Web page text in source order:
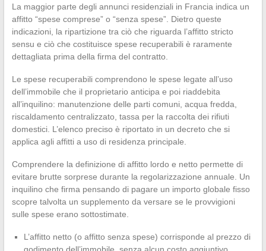
La maggior parte degli annunci residenziali in Francia indica un
affitto “spese comprese” o “senza spese”. Dietro queste
indicazioni, la ripartizione tra ciò che riguarda l’affitto stricto
sensu e ciò che costituisce spese recuperabili è raramente
dettagliata prima della firma del contratto.
Le spese recuperabili comprendono le spese legate all’uso
dell’immobile che il proprietario anticipa e poi riaddebita
all’inquilino: manutenzione delle parti comuni, acqua fredda,
riscaldamento centralizzato, tassa per la raccolta dei rifiuti
domestici. L’elenco preciso è riportato in un decreto che si
applica agli affitti a uso di residenza principale.
Comprendere la definizione di affitto lordo e netto permette di
evitare brutte sorprese durante la regolarizzazione annuale. Un
inquilino che firma pensando di pagare un importo globale fisso
scopre talvolta un supplemento da versare se le provvigioni
sulle spese erano sottostimate.
L’affitto netto (o affitto senza spese) corrisponde al prezzo di